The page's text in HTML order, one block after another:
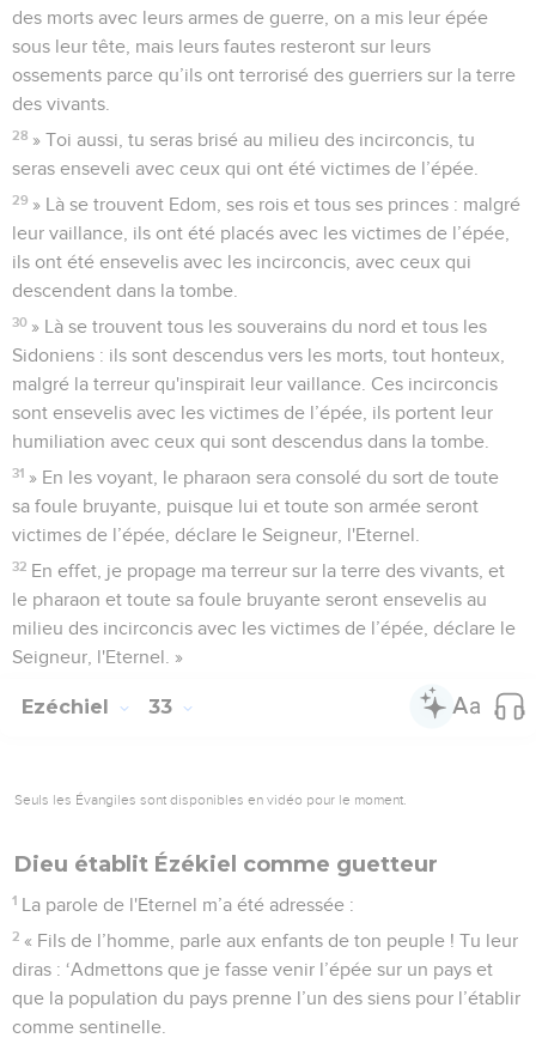
des morts avec leurs armes de guerre, on a mis leur épée
sous leur tête, mais leurs fautes resteront sur leurs
ossements parce qu’ils ont terrorisé des guerriers sur la terre
des vivants.
28 » Toi aussi, tu seras brisé au milieu des incirconcis, tu
seras enseveli avec ceux qui ont été victimes de l’épée.
29 » Là se trouvent Edom, ses rois et tous ses princes : malgré
leur vaillance, ils ont été placés avec les victimes de l’épée,
ils ont été ensevelis avec les incirconcis, avec ceux qui
descendent dans la tombe.
30 » Là se trouvent tous les souverains du nord et tous les
Sidoniens : ils sont descendus vers les morts, tout honteux,
malgré la terreur qu'inspirait leur vaillance. Ces incirconcis
sont ensevelis avec les victimes de l’épée, ils portent leur
humiliation avec ceux qui sont descendus dans la tombe.
31 » En les voyant, le pharaon sera consolé du sort de toute
sa foule bruyante, puisque lui et toute son armée seront
victimes de l’épée, déclare le Seigneur, l'Eternel.
32 En effet, je propage ma terreur sur la terre des vivants, et
le pharaon et toute sa foule bruyante seront ensevelis au
milieu des incirconcis avec les victimes de l’épée, déclare le
Seigneur, l'Eternel. »
Ezéchiel 33
Seuls les Évangiles sont disponibles en vidéo pour le moment.
Dieu établit Ézékiel comme guetteur
1 La parole de l'Eternel m’a été adressée :
2 « Fils de l’homme, parle aux enfants de ton peuple ! Tu leur
diras : ‘Admettons que je fasse venir l’épée sur un pays et
que la population du pays prenne l’un des siens pour l’établir
comme sentinelle.